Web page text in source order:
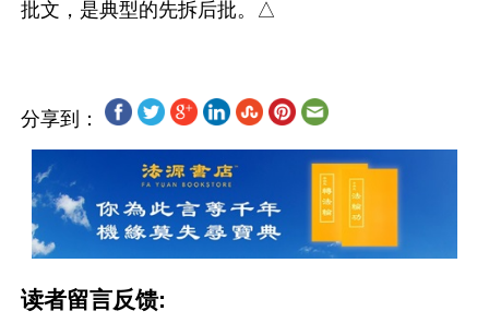
分享到：
读者留言反馈: